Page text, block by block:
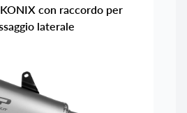
con raccordo per
laterale